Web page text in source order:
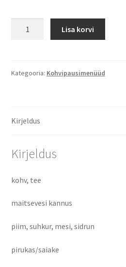
Lisa korvi
Kategooria: Kohvipausimenüüd
Kirjeldus
Kirjeldus
kohv, tee
maitsevesi kannus
piim, suhkur, mesi, sidrun
pirukas/saiake